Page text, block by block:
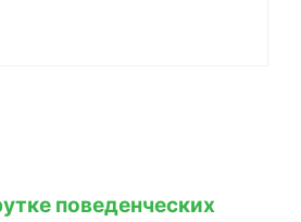
поведенческих